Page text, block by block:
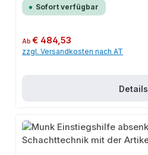
Sofort verfügbar
Regulärer Preis:
Ab€ 484,53
zzgl. Versandkosten nach AT
Details